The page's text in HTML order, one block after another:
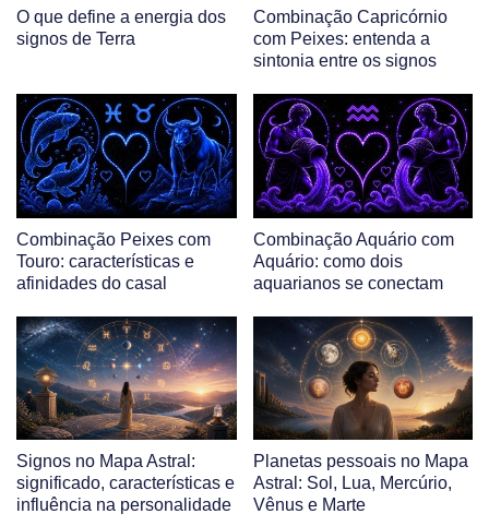
O que define a energia dos
signos de Terra
Combinação Capricórnio
com Peixes: entenda a
sintonia entre os signos
Combinação Peixes com
Touro: características e
afinidades do casal
Combinação Aquário com
Aquário: como dois
aquarianos se conectam
Signos no Mapa Astral:
significado, características e
influência na personalidade
Planetas pessoais no Mapa
Astral: Sol, Lua, Mercúrio,
Vênus e Marte